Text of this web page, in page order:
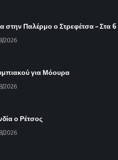
Παλέρμο ο Στρεφέτσα – Στα 6
2026
για Μόουρα
2026
ο Ρέτσος
2026